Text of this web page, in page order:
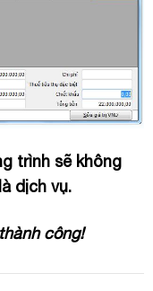
trình sẽ không
dịch vụ.
công!